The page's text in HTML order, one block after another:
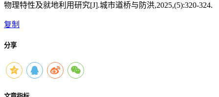
物理特性及就地利用研究[J].城市道桥与防洪,2025,(5):320-324.
复制
分享